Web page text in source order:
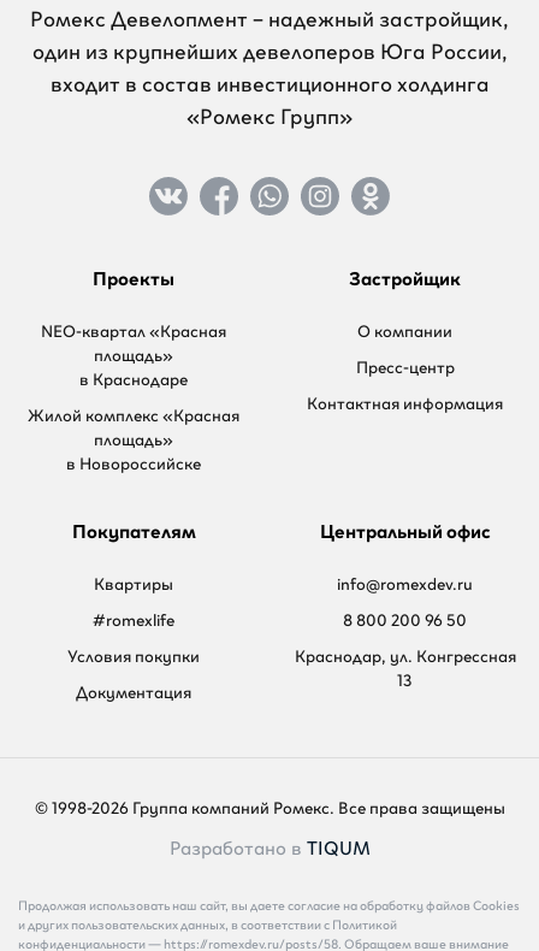
Ромекс Девелопмент – надежный застройщик,
один из крупнейших девелоперов Юга России,
входит в состав инвестиционного холдинга
«Ромекс Групп»
Проекты
NEO-квартал «Красная
площадь»
в Краснодаре
Жилой комплекс «Красная
площадь»
в Новороссийске
Застройщик
О компании
Пресс-центр
Контактная информация
Покупателям
Квартиры
#romexlife
Условия покупки
Документация
Центральный офис
info@romexdev.ru
8 800 200 96 50
Краснодар, ул. Конгрессная
13
© 1998-2026 Группа компаний Ромекс. Все права защищены
Разработано в TIQUM
Продолжая использовать наш сайт, вы даете согласие на обработку файлов Cookies
и других пользовательских данных, в соответствии с Политикой
конфиденциальности — https://romexdev.ru/posts/58. Обращаем ваше внимание